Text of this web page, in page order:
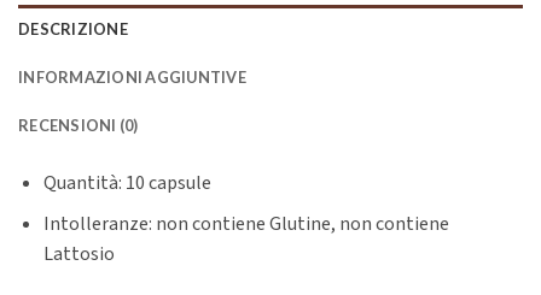
DESCRIZIONE
INFORMAZIONI AGGIUNTIVE
RECENSIONI (0)
Quantità: 10 capsule
Intolleranze: non contiene Glutine, non contiene
Lattosio